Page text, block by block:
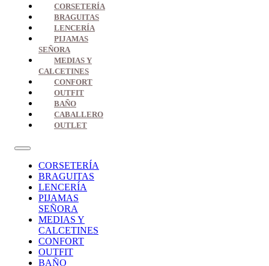
CORSETERÍA
BRAGUITAS
LENCERÍA
PIJAMAS
SEÑORA
MEDIAS Y
CALCETINES
CONFORT
OUTFIT
BAÑO
CABALLERO
OUTLET
CORSETERÍA
BRAGUITAS
LENCERÍA
PIJAMAS
SEÑORA
MEDIAS Y
CALCETINES
CONFORT
OUTFIT
BAÑO